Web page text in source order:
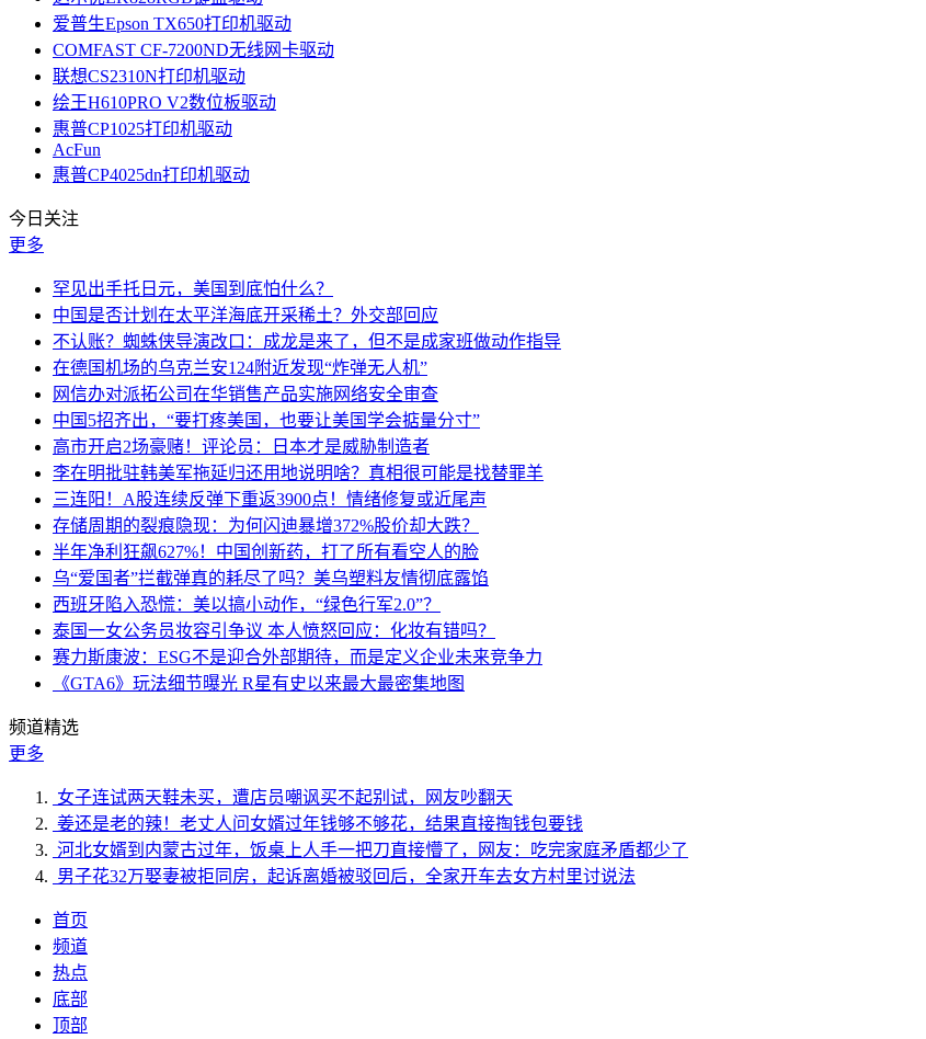
爱普生Epson TX650打印机驱动
COMFAST CF-7200ND无线网卡驱动
联想CS2310N打印机驱动
绘王H610PRO V2数位板驱动
惠普CP1025打印机驱动
AcFun
惠普CP4025dn打印机驱动
今日关注
更多
罕见出手托日元，美国到底怕什么？
中国是否计划在太平洋海底开采稀土？外交部回应
不认账？蜘蛛侠导演改口：成龙是来了，但不是成家班做动作指导
在德国机场的乌克兰安124附近发现“炸弹无人机”
网信办对派拓公司在华销售产品实施网络安全审查
中国5招齐出，“要打疼美国，也要让美国学会掂量分寸”
高市开启2场豪赌！评论员：日本才是威胁制造者
李在明批驻韩美军拖延归还用地说明啥？真相很可能是找替罪羊
三连阳！A股连续反弹下重返3900点！情绪修复或近尾声
存储周期的裂痕隐现：为何闪迪暴增372%股价却大跌？
半年净利狂飙627%！中国创新药，打了所有看空人的脸
乌“爱国者”拦截弹真的耗尽了吗？美乌塑料友情彻底露馅
西班牙陷入恐慌：美以搞小动作，“绿色行军2.0”？
泰国一女公务员妆容引争议 本人愤怒回应：化妆有错吗？
赛力斯康波：ESG不是迎合外部期待，而是定义企业未来竞争力
《GTA6》玩法细节曝光 R星有史以来最大最密集地图
频道精选
更多
女子连试两天鞋未买，遭店员嘲讽买不起别试，网友吵翻天
姜还是老的辣！老丈人问女婿过年钱够不够花，结果直接掏钱包要钱
河北女婿到内蒙古过年，饭桌上人手一把刀直接懵了，网友：吃完家庭矛盾都少了
男子花32万娶妻被拒同房，起诉离婚被驳回后，全家开车去女方村里讨说法
首页
频道
热点
底部
顶部